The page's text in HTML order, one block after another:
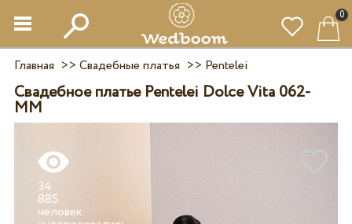
0
Главная >> Свадебные платья >> Pentelei
Свадебное платье Pentelei Dolce Vita 062-
MM
34
885
человек